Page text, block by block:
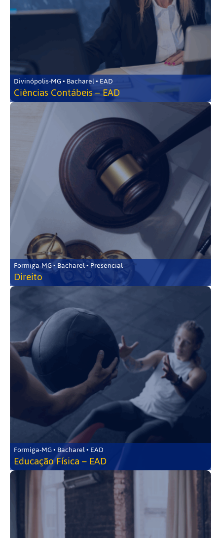
Divinópolis-MG • Bacharel • EAD
Ciências Contábeis – EAD
Formiga-MG • Bacharel • Presencial
Direito
Formiga-MG • Bacharel • EAD
Educação Física – EAD